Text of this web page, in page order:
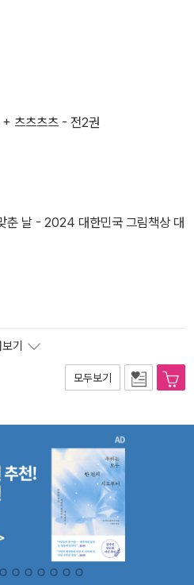
츠츠츠츠 - 전2권
춘 날 - 2024 대한민국 그림책상 대
기
모두보기